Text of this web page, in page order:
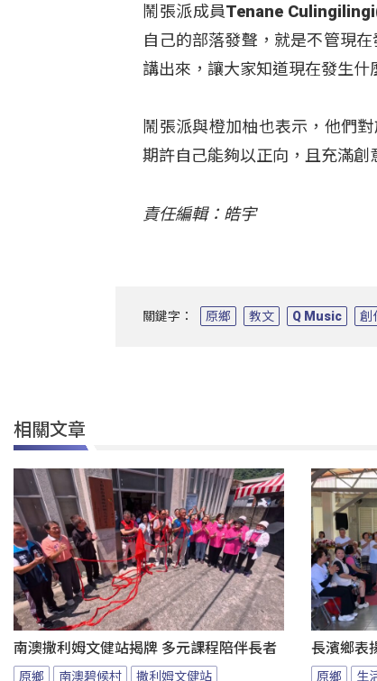
鬧張派成員Tenane
自己的部落發聲，就是不管現
講出來，讓大家知道現在發生什
鬧張派與橙加柚也表示，他們
期許自己能夠以正向，且充滿創
責任編輯：皓宇
關鍵字： 原鄉 教文 Q Music 創
相關文章
南澳撒利姆文健站揭牌 多元課程陪伴長者
原鄉 南澳碧候村 撒利姆文健站
長濱鄉表
原鄉 生